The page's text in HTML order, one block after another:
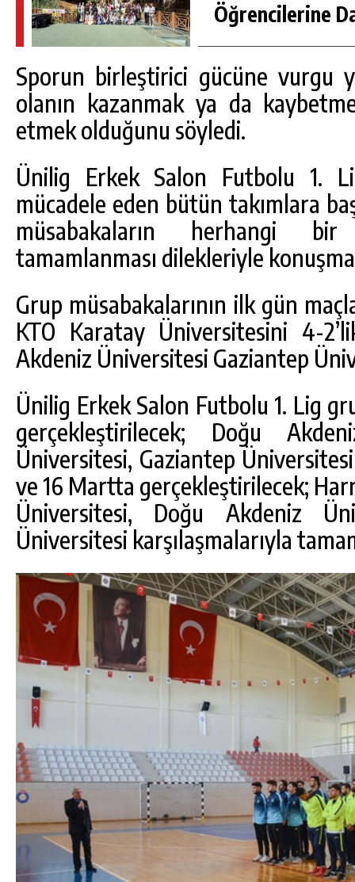
Öğrencilerine
Sporun birleştirici gücüne vurgu
olanın kazanmak ya da
etmek olduğunu söyledi.
Ünilig Erkek Salon Futbolu 1.
mücadele eden bütün takımlara
müsabakaların herhangi bir
tamamlanması dilekleriyle
Grup müsabakalarının ilk gün
KTO Karatay Üniversitesini 4-
Akdeniz Üniversitesi Gaziantep
Ünilig Erkek Salon Futbolu 1. Lig
gerçekleştirilecek; Doğu
Üniversitesi, Gaziantep
ve 16 Martta gerçekleştirilecek;
Üniversitesi, Doğu Akdeniz
Üniversitesi karşılaşmalarıyla